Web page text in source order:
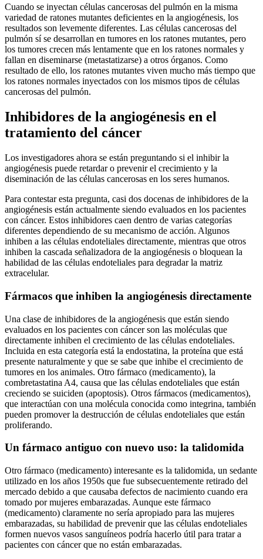
Cuando se inyectan células cancerosas del pulmón en la misma
variedad de ratones mutantes deficientes en la angiogénesis, los
resultados son levemente diferentes. Las células cancerosas del
pulmón sí se desarrollan en tumores en los ratones mutantes, pero
los tumores crecen más lentamente que en los ratones normales y
fallan en diseminarse (metastatizarse) a otros órganos. Como
resultado de ello, los ratones mutantes viven mucho más tiempo que
los ratones normales inyectados con los mismos tipos de células
cancerosas del pulmón.
Inhibidores de la angiogénesis en el
tratamiento del cáncer
Los investigadores ahora se están preguntando si el inhibir la
angiogénesis puede retardar o prevenir el crecimiento y la
diseminación de las células cancerosas en los seres humanos.
Para contestar esta pregunta, casi dos docenas de inhibidores de la
angiogénesis están actualmente siendo evaluados en los pacientes
con cáncer. Estos inhibidores caen dentro de varias categorías
diferentes dependiendo de su mecanismo de acción. Algunos
inhiben a las células endoteliales directamente, mientras que otros
inhiben la cascada señalizadora de la angiogénesis o bloquean la
habilidad de las células endoteliales para degradar la matriz
extracelular.
Fármacos que inhiben la angiogénesis directamente
Una clase de inhibidores de la angiogénesis que están siendo
evaluados en los pacientes con cáncer son las moléculas que
directamente inhiben el crecimiento de las células endoteliales.
Incluida en esta categoría está la endostatina, la proteína que está
presente naturalmente y que se sabe que inhibe el crecimiento de
tumores en los animales. Otro fármaco (medicamento), la
combretastatina A4, causa que las células endoteliales que están
creciendo se suiciden (apoptosis). Otros fármacos (medicamentos),
que interactúan con una molécula conocida como integrina, también
pueden promover la destrucción de células endoteliales que están
proliferando.
Un fármaco antiguo con nuevo uso: la talidomida
Otro fármaco (medicamento) interesante es la talidomida, un sedante
utilizado en los años 1950s que fue subsecuentemente retirado del
mercado debido a que causaba defectos de nacimiento cuando era
tomado por mujeres embarazadas. Aunque este fármaco
(medicamento) claramente no sería apropiado para las mujeres
embarazadas, su habilidad de prevenir que las células endoteliales
formen nuevos vasos sanguíneos podría hacerlo útil para tratar a
pacientes con cáncer que no están embarazadas.